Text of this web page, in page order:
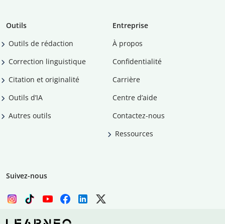
Outils
Outils de rédaction
Correction linguistique
Citation et originalité
Outils d’IA
Autres outils
Entreprise
À propos
Confidentialité
Carrière
Centre d’aide
Contactez-nous
Ressources
Suivez-nous